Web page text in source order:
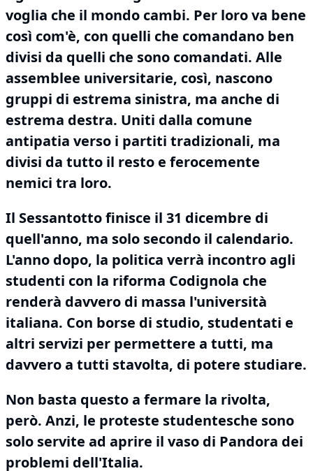
voglia che il mondo cambi. Per loro va bene
così com'è, con quelli che comandano ben
divisi da quelli che sono comandati. Alle
assemblee universitarie, così, nascono
gruppi di estrema sinistra, ma anche di
estrema destra. Uniti dalla comune
antipatia verso i partiti tradizionali, ma
divisi da tutto il resto e ferocemente
nemici tra loro.
Il Sessantotto finisce il 31 dicembre di
quell'anno, ma solo secondo il calendario.
L'anno dopo, la politica verrà incontroagli
studenti con la riforma Codignola che
renderà davvero di massa l'università
italiana. Con borse di studio, studentati e
altri servizi per permettere a tutti, ma
davvero a tutti stavolta, di potere studiare.
Non basta questo a fermare la rivolta,
però. Anzi, le proteste studentesche sono
solo servite ad aprire il vaso di Pandora dei
problemi dell'Italia.